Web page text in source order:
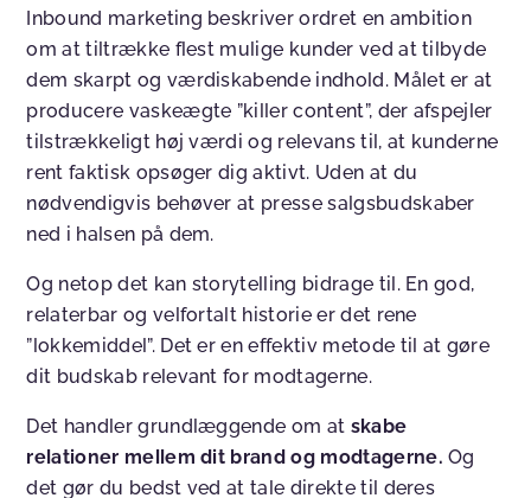
Inbound marketing beskriver ordret en ambition
om at tiltrække flest mulige kunder ved at tilbyde
dem skarpt og værdiskabende indhold. Målet er at
producere vaskeægte ”killer content”, der afspejler
tilstrækkeligt høj værdi og relevans til, at kunderne
rent faktisk opsøger dig aktivt. Uden at du
nødvendigvis behøver at presse salgsbudskaber
ned i halsen på dem.
Og netop det kan storytelling bidrage til. En god,
relaterbar og velfortalt historie er det rene
”lokkemiddel”. Det er en effektiv metode til at gøre
dit budskab relevant for modtagerne.
Det handler grundlæggende om at skabe
relationer mellem dit brand og modtagerne. Og
det gør du bedst ved at tale direkte til deres